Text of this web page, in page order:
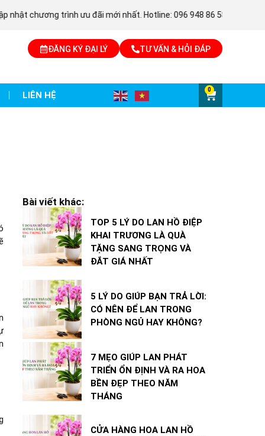
chương trình ưu đãi mới nhất. Hotline: 096 948 86 58
ĐĂNG KÝ ĐẠI LÝ TƯ VẤN & HỎI ĐÁP
LIÊN HỆ
0
Bài viết khác:
TOP 5 LÝ DO LAN HỒ ĐIỆP
KHAI TRƯƠNG LÀ QUÀ
TẶNG SANG TRỌNG VÀ
ĐẮT GIÁ NHẤT
5 LÝ DO GIÚP BẠN TRẢ LỜI:
CÓ NÊN ĐỂ LAN TRONG
PHÒNG NGỦ HAY KHÔNG?
7 MẸO GIÚP LAN PHÁT
TRIỂN ỔN ĐỊNH VÀ RA HOA
BỀN ĐẸP THEO NĂM
THÁNG
CỬA HÀNG HOA LAN HỒ